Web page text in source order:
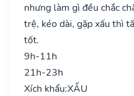
nhưng làm gì đều chắc
trệ, kéo dài, gặp xấu thì
tốt.
9h-11h
21h-23h
Xích khẩu:XẤU